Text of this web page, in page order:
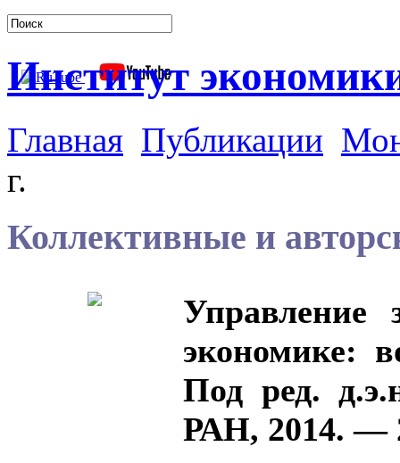
Институт
Главная Публикации
г.
Коллективные и
Управление
экономике:
Под ред.
РАН, 2014. —